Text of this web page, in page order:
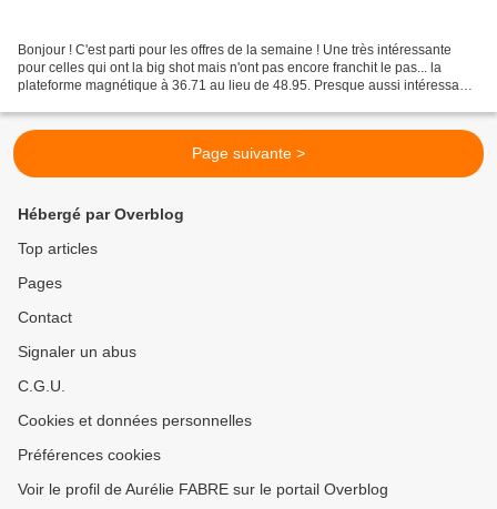
Bonjour ! C'est parti pour les offres de la semaine ! Une très intéressante
pour celles qui ont la big shot mais n'ont pas encore franchit le pas... la
plateforme magnétique à 36.71 au lieu de 48.95. Presque aussi intéressante
Page suivante >
Hébergé par Overblog
Top articles
Pages
Contact
Signaler un abus
C.G.U.
Cookies et données personnelles
Préférences cookies
Voir le profil de Aurélie FABRE sur le portail Overblog